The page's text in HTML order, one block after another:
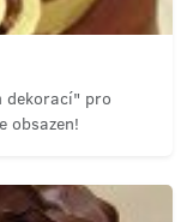
dekorací" pro
obsazen!